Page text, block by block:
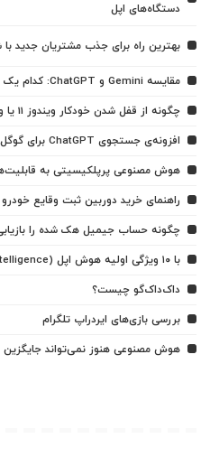
دستگاه‌های اپل
بهترین راه برای جذب مشتریان جدید با
مقایسه Gemini و ChatGPT: کدام یک بهتر است؟
چگونه از قفل شدن خودکار ویندوز 11 یا ویندوز 10 جلوگیری کنیم؟
افزونه‌ی جستجوی ChatGPT برای گوگل کروم معرفی شد
هوش مصنوعی پرپلکیسیتی به
راهنمای خرید دوربین ثبت وقایع خودرو
چگونه حساب جیمیل هک شده را
با ۱۰ ویژگی اولیه هوش اپل (Apple Intelligence) آشنا شوید
داک‌داک‌گو چیست؟
بررسی بازی‌های ایردراپ تلگرام
هوش مصنوعی هنوز نمی‌تواند